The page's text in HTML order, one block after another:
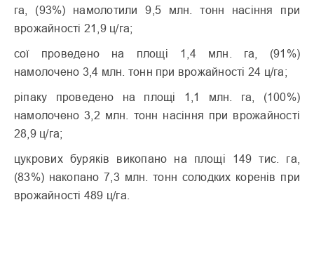
га, (93%) намолотили 9,5 млн. тонн насіння при
врожайності 21,9 ц/га;
сої проведено на площі 1,4 млн. га, (91%)
намолочено 3,4 млн. тонн при врожайності 24 ц/га;
ріпаку проведено на площі 1,1 млн. га, (100%)
намолочено 3,2 млн. тонн насіння при врожайності
28,9 ц/га;
цукрових буряків викопано на площі 149 тис. га,
(83%) накопано 7,3 млн. тонн солодких коренів при
врожайності 489 ц/га.